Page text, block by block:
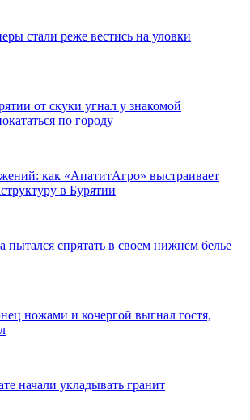
стали реже вестись на уловки
от скуки угнал у знакомой
по городу
как «АпатитАгро» выстраивает
в Бурятии
спрятать в своем нижнем белье
ножами и кочергой выгнал гостя,
начали укладывать гранит